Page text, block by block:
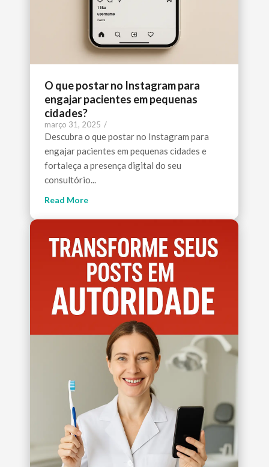
O que postar no Instagram para
engajar pacientes em pequenas
cidades?
março 31, 2025 /
Descubra o que postar no Instagram para
engajar pacientes em pequenas cidades e
fortaleça a presença digital do seu
consultório...
Read More